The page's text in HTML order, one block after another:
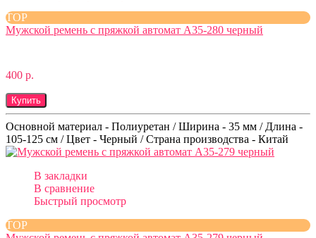
TOP
Мужской ремень с пряжкой автомат A35-280 черный
400 р.
Купить
Основной материал - Полиуретан / Ширина - 35 мм / Длина -
105-125 см / Цвет - Черный / Страна производства - Китай
В закладки
В сравнение
Быстрый просмотр
TOP